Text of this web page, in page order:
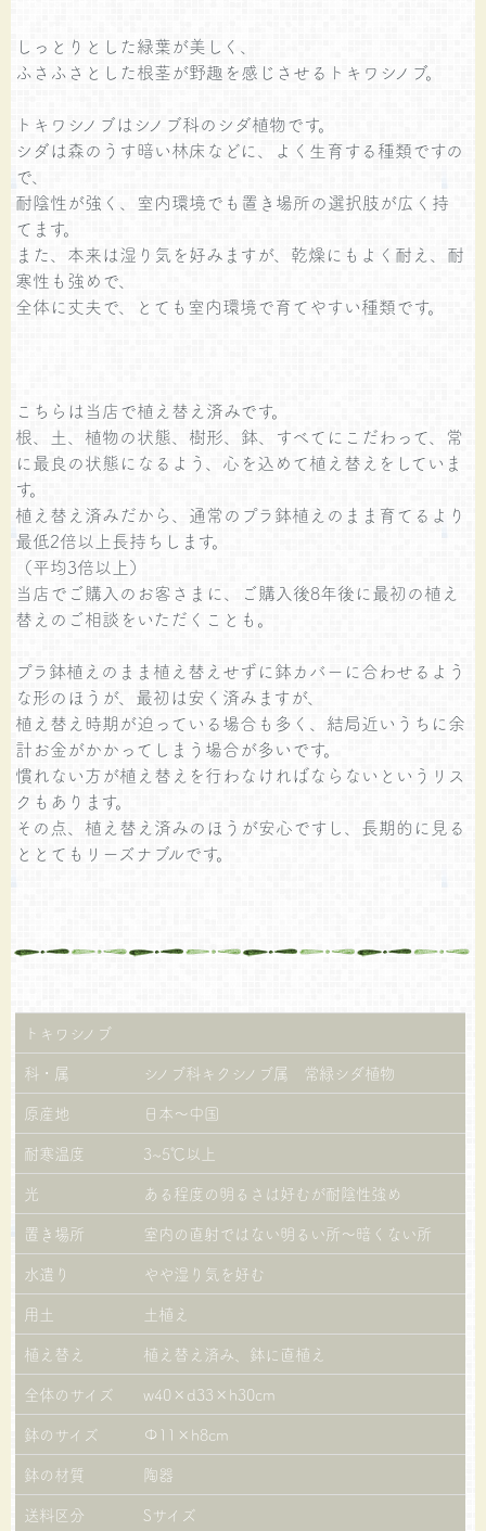
しっとりとした緑葉が美しく、
ふさふさとした根茎が野趣を感じさせるトキワシノブ。
トキワシノブはシノブ科のシダ植物です。
シダは森のうす暗い林床などに、よく生育する種類ですの
で、
耐陰性が強く、室内環境でも置き場所の選択肢が広く持
てます。
また、本来は湿り気を好みますが、乾燥にもよく耐え、耐
寒性も強めで、
全体に丈夫で、とても室内環境で育てやすい種類です。
こちらは当店で植え替え済みです。
根、土、植物の状態、樹形、鉢、すべてにこだわって、常
に最良の状態になるよう、心を込めて植え替えをしていま
す。
植え替え済みだから、通常のプラ鉢植えのまま育てるより
最低2倍以上長持ちします。
（平均3倍以上）
当店でご購入のお客さまに、ご購入後8年後に最初の植え
替えのご相談をいただくことも。
プラ鉢植えのまま植え替えせずに鉢カバーに合わせるよう
な形のほうが、最初は安く済みますが、
植え替え時期が迫っている場合も多く、結局近いうちに余
計お金がかかってしまう場合が多いです。
慣れない方が植え替えを行わなければならないというリス
クもあります。
その点、植え替え済みのほうが安心ですし、長期的に見る
ととてもリーズナブルです。
トキワシノブ
科・属
シノブ科キクシノブ属 常緑シダ植物
原産地
日本～中国
耐寒温度
3~5℃以上
光
ある程度の明るさは好むが耐陰性強め
置き場所
室内の直射ではない明るい所～暗くない所
水遣り
やや湿り気を好む
用土
土植え
植え替え
植え替え済み、鉢に直植え
全体のサイズ
w40×d33×h30cm
鉢のサイズ
Φ11×h8cm
鉢の材質
陶器
送料区分
Sサイズ